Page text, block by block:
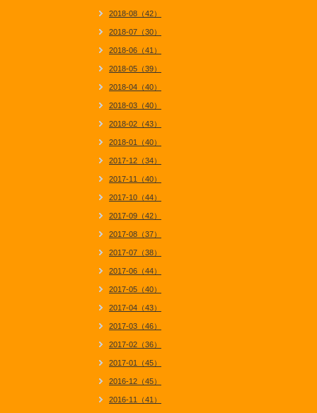
2018-08（42）
2018-07（30）
2018-06（41）
2018-05（39）
2018-04（40）
2018-03（40）
2018-02（43）
2018-01（40）
2017-12（34）
2017-11（40）
2017-10（44）
2017-09（42）
2017-08（37）
2017-07（38）
2017-06（44）
2017-05（40）
2017-04（43）
2017-03（46）
2017-02（36）
2017-01（45）
2016-12（45）
2016-11（41）